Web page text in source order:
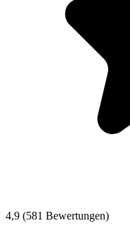
4,9 (581 Bewertungen)